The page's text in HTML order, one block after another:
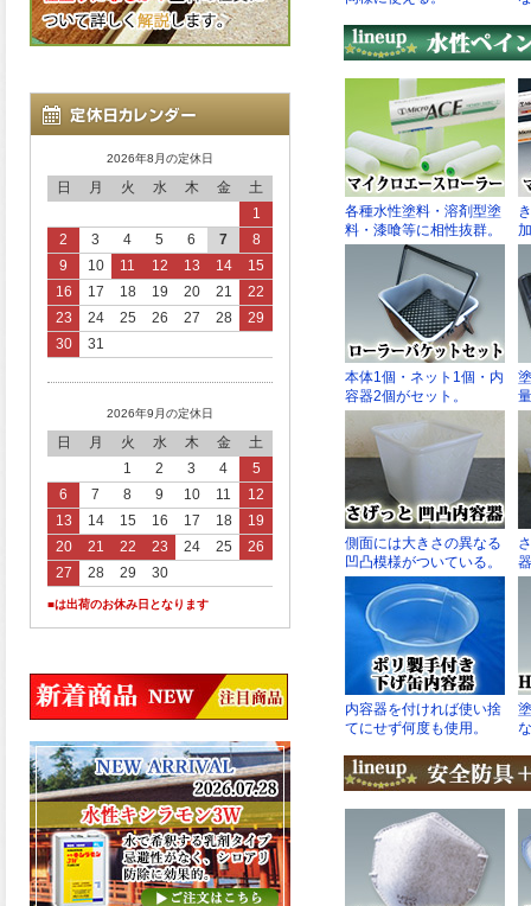
2026年8月の定休日
日 月 火 水 木 金
土
1
2
3 4 5 6 7
8
9
10 11 12 13 14
15
16
17 18 19 20 21
22
23
24 25 26 27 28
29
30
31
2026年9月の定休日
日 月 火 水 木 金
土
1
2 3 4
5
6
7 8 9 10 11
12
13
14 15 16 17 18
19
20
21 22 23 24 25
26
27
28 29 30
■は出荷のお休み日となります